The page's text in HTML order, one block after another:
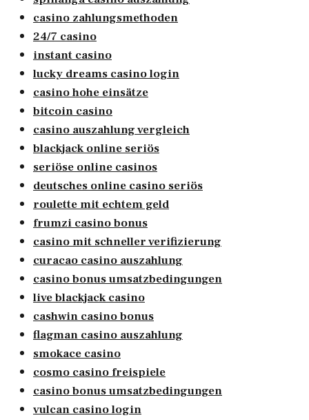
casino zahlungsmethoden
24/7 casino
instant casino
lucky dreams casino login
casino hohe einsätze
bitcoin casino
casino auszahlung vergleich
blackjack online seriös
seriöse online casinos
deutsches online casino seriös
roulette mit echtem geld
frumzi casino bonus
casino mit schneller verifizierung
curacao casino auszahlung
casino bonus umsatzbedingungen
live blackjack casino
cashwin casino bonus
flagman casino auszahlung
smokace casino
cosmo casino freispiele
casino bonus umsatzbedingungen
vulcan casino login